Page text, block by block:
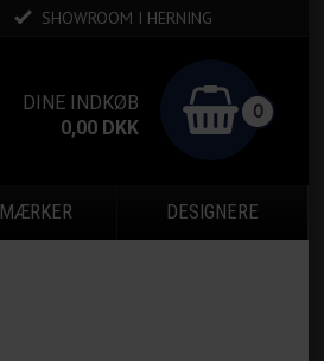
SHOWROOM I HERNING
DINE INDKØB 0
0,00 DKK
MÆRKER DESIGNERE